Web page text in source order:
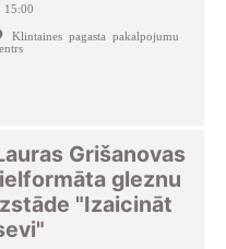
Klintaines pagasta pakalpojumu
Grišanovas
gleznu
"Izaicināt